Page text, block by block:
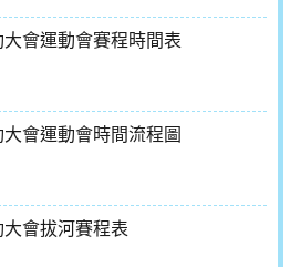
會運動會賽程時間表
會運動會時間流程圖
會拔河賽程表